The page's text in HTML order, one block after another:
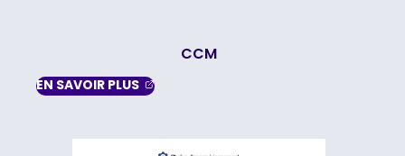
CCM
EN SAVOIR PLUS , OPENS IN A NEW TAB